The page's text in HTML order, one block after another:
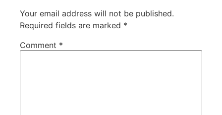
Your email address will not be published.
Required fields are marked *
Comment *